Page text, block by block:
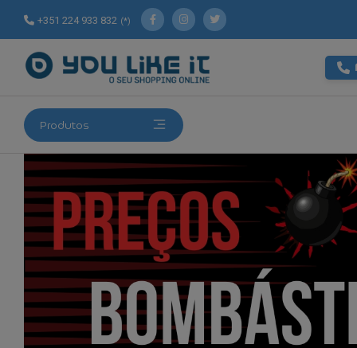
+351 224 933 832 (*)
Produtos